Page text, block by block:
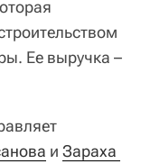
Ее выручка –
и Зараха